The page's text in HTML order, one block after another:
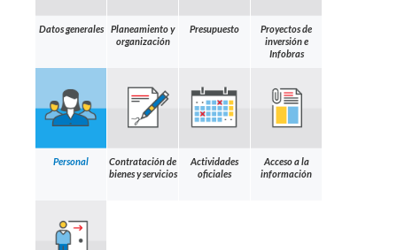
Datos generales
Planeamiento y
organización
Presupuesto
Proyectos de
inversión e
Infobras
Personal
Contratación de
bienes y servicios
Actividades
oficiales
Acceso a la
información